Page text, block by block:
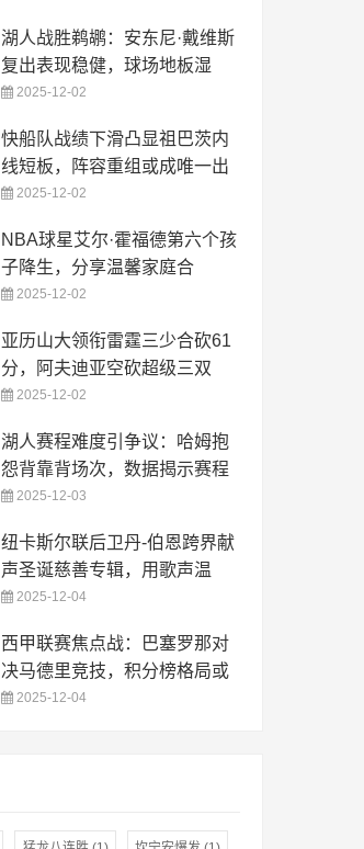
湖人战胜鹈鹕：安东尼·戴维斯
复出表现稳健，球场地板湿
2025-12-02
快船队战绩下滑凸显祖巴茨内
线短板，阵容重组或成唯一出
2025-12-02
NBA球星艾尔·霍福德第六个孩
子降生，分享温馨家庭合
2025-12-02
亚历山大领衔雷霆三少合砍61
分，阿夫迪亚空砍超级三双
2025-12-02
湖人赛程难度引争议：哈姆抱
怨背靠背场次，数据揭示赛程
2025-12-03
纽卡斯尔联后卫丹-伯恩跨界献
声圣诞慈善专辑，用歌声温
2025-12-04
西甲联赛焦点战：巴塞罗那对
决马德里竞技，积分榜格局或
2025-12-04